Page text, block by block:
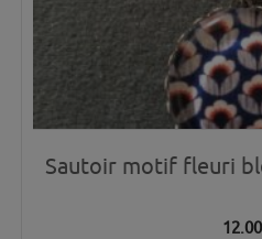
Sautoir motif fleuri
12.00